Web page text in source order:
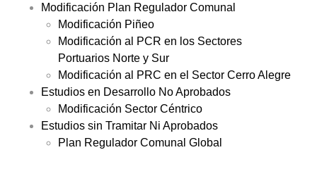
Modificación Plan Regulador Comunal
Modificación Piñeo
Modificación al PCR en los Sectores
Portuarios Norte y Sur
Modificación al PRC en el Sector Cerro Alegre
Estudios en Desarrollo No Aprobados
Modificación Sector Céntrico
Estudios sin Tramitar Ni Aprobados
Plan Regulador Comunal Global